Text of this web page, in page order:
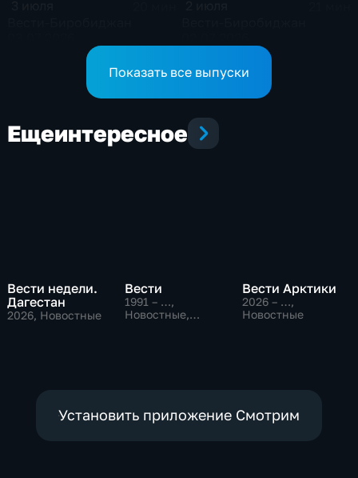
Показать все выпуски
Ещеинтересное
Вести недели.
Дагестан
2026, Новостные
Вести
1991 – …,
Новостные,
Вести Арктики
2026 – …,
Новостные
Установить приложение Смотрим